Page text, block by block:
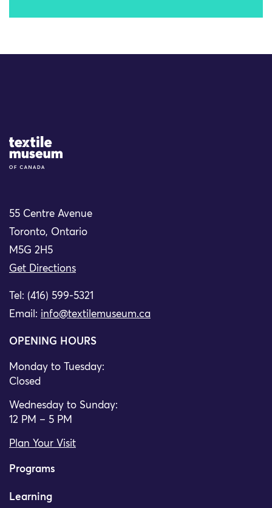
Site Logo
55 Centre Avenue
Toronto, Ontario
M5G 2H5
Get Directions
Tel: (416) 599-5321
Email: info@textilemuseum.ca
OPENING HOURS
Monday to Tuesday:
Closed
Wednesday to Sunday:
12 PM – 5 PM
Plan Your Visit
Programs
Learning